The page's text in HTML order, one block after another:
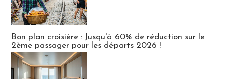
Bon plan croisière : Jusqu'à 60% de réduction sur le
2ème passager pour les départs 2026 !